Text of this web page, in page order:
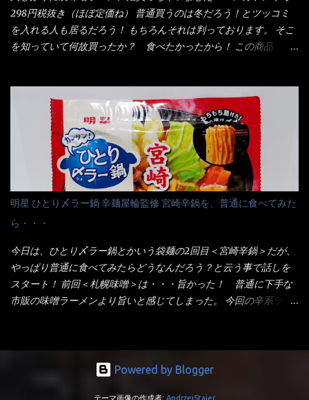
さば！？ さばって鯖か？？ サバ読んでないか？？ ■カロリー
比較 緑のたぬき ...
ップヌードルは基本蓋開けて、熱湯を注ぐだけで出来る！それが
デビュー時からの最大のポイント。 だから粉末スープの具も全
部カップの中でカオス状態。 これ特に縦型Bigカップだと、スー
りました～ 熱湯によりカップ内に対流が起こり、表層が泡立っ
ている～ 隣に用意したのが、ホワイトカップ丼型です。 こちら
へ内容物を全て移すのと同時に、スープも満遍なく全体に行き渡
させる。 箸で麺から移動させ、具とスープは最後に移すとこうな
りました。 良い感じではないか！ やはり一部粉末スープが縦型
カップの壁面に残っていたので、ぜーんぶ箸等で落としてホワイ
トカップへ。 まずは麺を見ると、カップヌードルとしては太く平
打ちで縮れてます。 ■蒙古タンメン中本の麺 蒙古タンメンの方
は、やはり太く平打ちですが麺の厚みがあるような・・・ 食感
は、どちらも柔らかいと感じは同じ。 湯に戻りやすい特性が強
いのね。 箸で持ち上げた状態は・・・ ■カップヌードル激辛味噌 ■
蒙古タンメン中本カップ どちらも箸で持ち上げた感じは、重
い！ そう湯を吸って伸びたような麺と云っていいかもしれな
い。 多分麺は、厚みとストレートか...
298円税抜き（ほぼ定価ね） 普通買うのは冬だろう！とツッコミ
を入れる人も居るだろう！ もちろんそれは判っております。 そこ
を知っていて何故買ったか？ 食べたかったから！ この商品
てみないといけないじゃん！（知るのが遅い） リニューアル前の
は食べた事あるのよ！でもここ数年は、カップ麺の方が話題性も
品揃えも上じゃん！ だって話題性の無いのを食べても・・・しょ
うが無いじゃん！ 日本で話題性が無いのに、外国の人には尚更ね
ぇ～ 袋麺と云えば【サッポロ一番】と云われる程だが、10年位前
に革新的な袋麺が出た！ それは『マルちゃん正麺』と云われる商
品！！ 生麺感覚～と大御所俳優の役所広司を起用したCMで一躍
有名になりTOPに・・・その後ライバルとして日清から【ラ王】
がリリース！つまり今回の【日清のラーメン屋さん】は、袋麺と
しては廉価版のポジション・・・ 事実ラ王は、HPでは別扱い！
本品なんか出前一丁などと一緒くたの扱い。 袋麺はスープは粉末
スープが主流でしょう！？だから味は・・・イマイチ（小生感
覚）と云うのが評価です。 正直現在のインスタント麺では、最先
ヨ～ でも熊が＼買ってね！／と泣いているから・・・買いまし
た。 それじゃ～食べましょうか！ トッピングは生憎とモヤシの
在庫が無いため・・・キャベツだ！鍋に湯を沸かしキャベツをボ
明星 ひとり〆ラー鍋 辛麺屋輪監修 宮崎辛鍋を、普通に食べてみた
ら・・・
今日は、ひとり〆ラー鍋とかいう袋麺の2回目＜宮崎辛鍋＞だが、
やっぱり普通に食べてみたらどうなんだろう？と云う事で話しを
スタート！ 前回＜札幌味噌＞は・・・旨かった！ 普通に下手な
市販の味噌ラーメンより旨いと感じてしまった。 今回の辛系ラー
おひとり用鍋の素です。辛麺屋輪をイメージした唐辛子の辛みと
旨みが染み出たスープに鍋によく合う麺が付いて〆まで楽しめま
Powered by Blogger
テーマ画像の作成者: AndrzejStajer